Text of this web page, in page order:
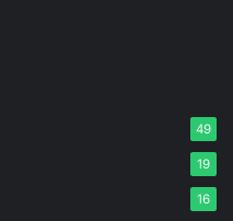
49
19
16